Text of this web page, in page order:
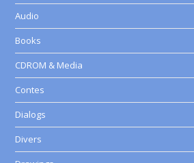
Audio
Books
CDROM & Media
Contes
Dialogs
Divers